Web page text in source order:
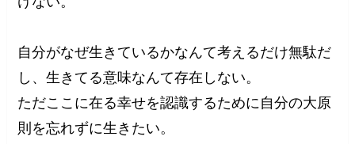
自分がなぜ生きているかなんて考えるだけ無駄だ
し、生きてる意味なんて存在しない。
ただここに在る幸せを認識するために自分の大原
則を忘れずに生きたい。